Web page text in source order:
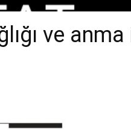
ve anma